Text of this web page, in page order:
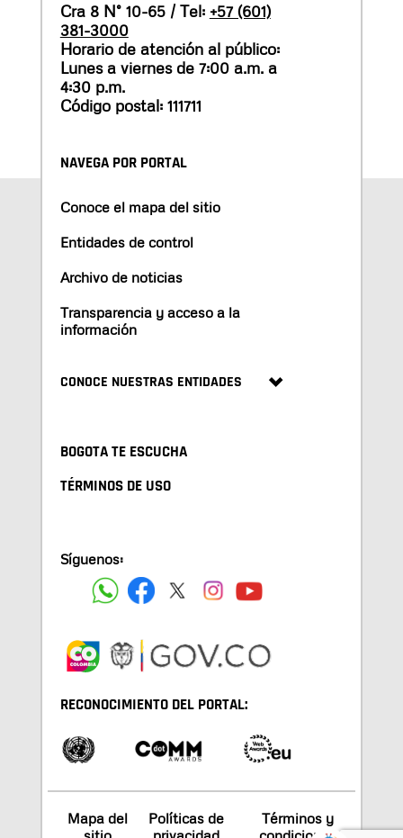
Cra 8 N° 10-65 / Tel: +57 (601)
381-3000
Horario de atención al público:
Lunes a viernes de 7:00 a.m. a
4:30 p.m.
Código postal: 111711
NAVEGA POR PORTAL
Conoce el mapa del sitio
Entidades de control
Archivo de noticias
Transparencia y acceso a la
información
CONOCE NUESTRAS ENTIDADES
BOGOTA TE ESCUCHA
TÉRMINOS DE USO
Síguenos:
RECONOCIMIENTO DEL PORTAL:
Mapa del
Políticas de
Términos y